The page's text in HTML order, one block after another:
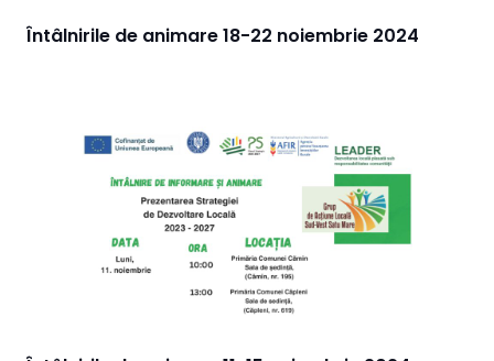
Întâlnirile de animare 18-22 noiembrie 2024